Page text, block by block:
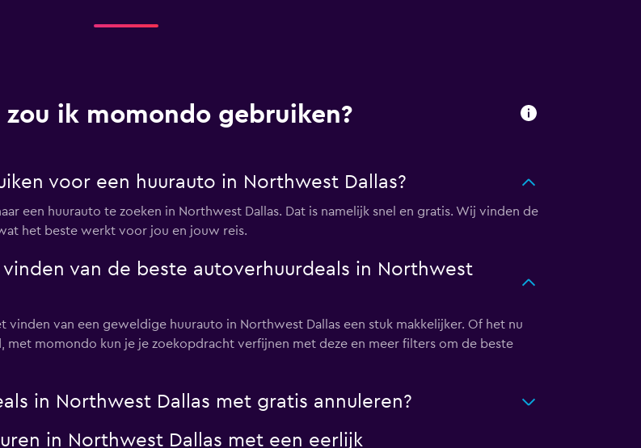
zou ik momondo gebruiken?
voor een huurauto in Northwest Dallas?
een huurauto te zoeken in Northwest Dallas. Dat is namelijk snel en gratis. Wij vinden de
het beste werkt voor jou en jouw reis.
van de beste autoverhuurdeals in Northwest
van een geweldige huurauto in Northwest Dallas een stuk makkelijker. Of het nu
momondo kun je je zoekopdracht verfijnen met deze en meer filters om de beste
in Northwest Dallas met gratis annuleren?
in Northwest Dallas met een eerlijk